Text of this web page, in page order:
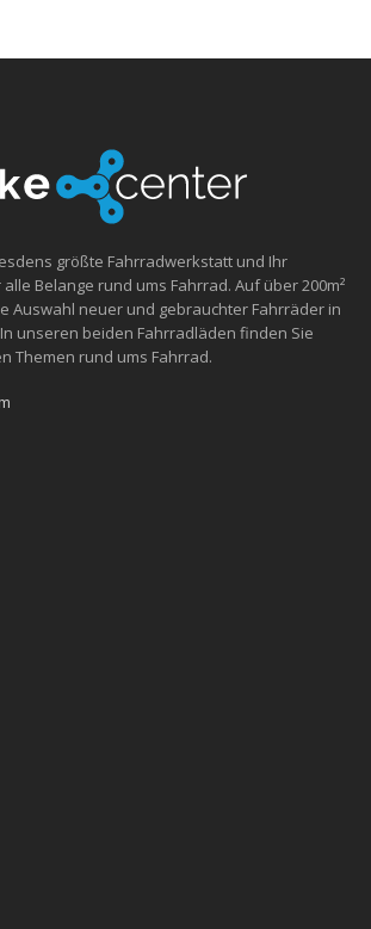
größte Fahrradwerkstatt und Ihr
Belange rund ums Fahrrad. Auf über 200m²
Auswahl neuer und gebrauchter Fahrräder in
unseren beiden Fahrradläden finden Sie
Themen rund ums Fahrrad.